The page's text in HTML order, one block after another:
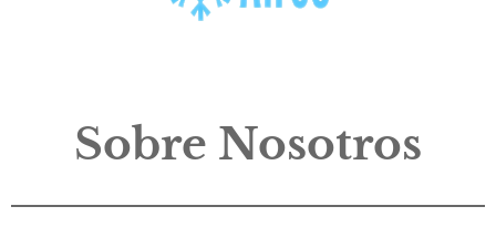
Sobre Nosotros